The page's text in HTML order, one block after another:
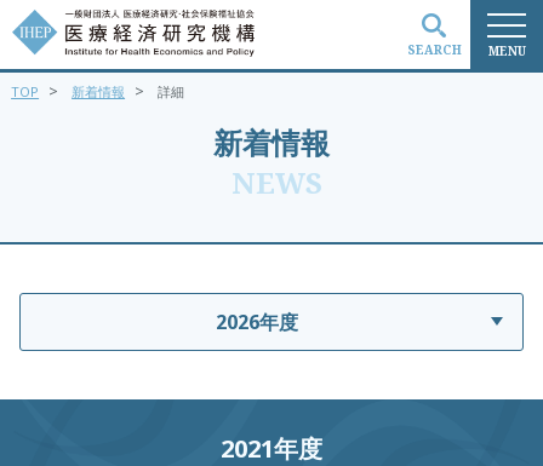
MENU
SEARCH
新着情報
NEWS
TOP > 新着情報 > 詳細
2026年度
2021年度